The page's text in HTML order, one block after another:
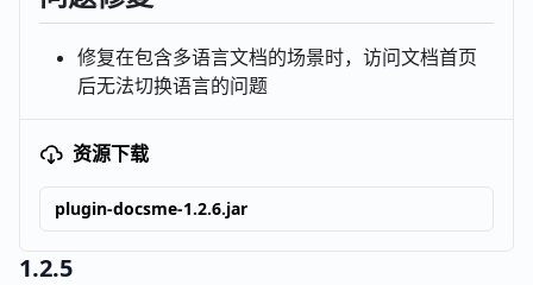
修复在包含多语言文档的场景时，访问文档首页
后无法切换语言的问题
资源下载
plugin-docsme-1.2.6.jar
1.2.5